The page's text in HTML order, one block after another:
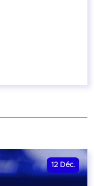
12 Déc.